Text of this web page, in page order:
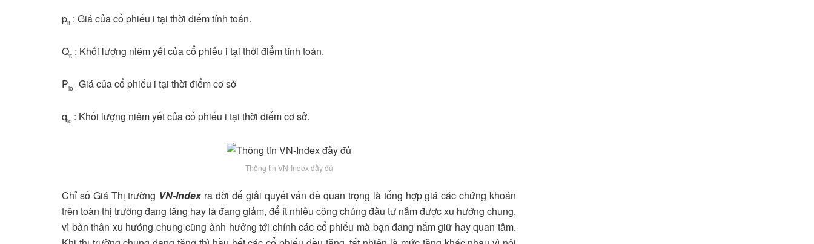
pit : Giá của cổ phiếu i tại thời điểm tính toán.
Qit : Khối lượng niêm yết của cổ phiếu i tại thời điểm tính toán.
Pio : Giá của cổ phiếu i tại thời điểm cơ sở
qio : Khối lượng niêm yết của cổ phiếu i tại thời điểm cơ sở.
Thông tin VN-Index đầy đủ
Chỉ số Giá Thị trường VN-Indexra đời để giải quyết vấn đề quan trọng là tổng hợp giá các chứng khoán
trên toàn thị trường đang tăng hay là đang giảm, để ít nhiều công chúng đầu tư nắm được xu hướng chung,
vì bản thân xu hướng chung cũng ảnh hưởng tới chính các cổ phiếu mà bạn đang nắm giữ hay quan tâm.